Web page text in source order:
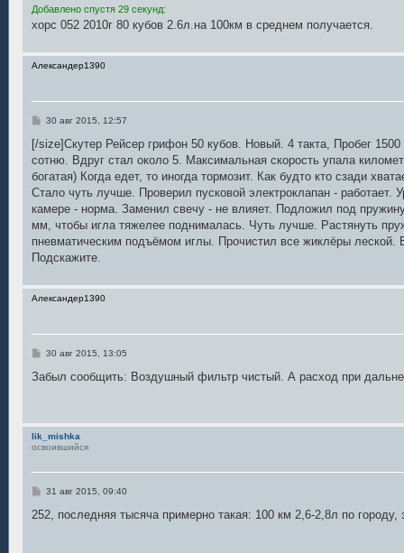
е
и
Добавлено спустя 29 секунд:
хорс 052 2010г 80 кубов 2.6л.на 100км в среднем получается.
Александер1390
С
о
щ
е
и
е
30 авг 2015, 12:57
[/size]Скутер Рейсер грифон 50 кубов. Новый. 4 такта, Пробег
сотню. Вдруг стал около 5. Максимальная скорость упала
богатая) Когда едет, то иногда тормозит. Как будто кто сзади
Стало чуть лучше. Проверил пусковой электроклапан - работает.
камере - норма. Заменил свечу - не влияет. Подложил под
мм, чтобы игла тяжелее поднималась. Чуть лучше. Растянуть
пневматическим подъёмом иглы. Прочистил все жиклёры леской.
Подскажите.
Александер1390
С
о
и
е
30 авг 2015, 13:05
Забыл сообщить: Воздушный фильтр чистый. А расход при
lik_mishka
освоившийся
С
о
31 авг 2015, 09:40
252, последняя тысяча примерно такая: 100 км 2,6-2,8л по городу,